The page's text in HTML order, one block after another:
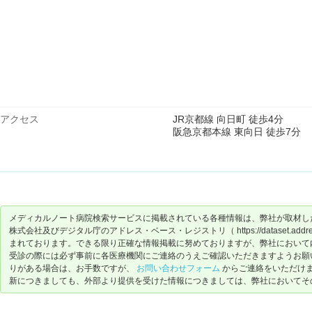
アクセス
JR京都線 向日町 徒歩4分
阪急京都本線 東向日 徒歩7分
メディカルノート病院検索サービスに掲載されている各種情報は、弊社が取材
株式会社及びデジタル庁のアドレス・ベース・レジストリ（ https://
まれております。できる限り正確な情報掲載に努めておりますが、弊社におい
受診の際には必ず事前に各医療機関にご連絡のうえご確認いただきますようお
りがある場合は、お手数ですが、 お問い合わせフォーム からご連絡をいただけ
新につきましても、外部より提供を受けた情報につきましては、弊社において